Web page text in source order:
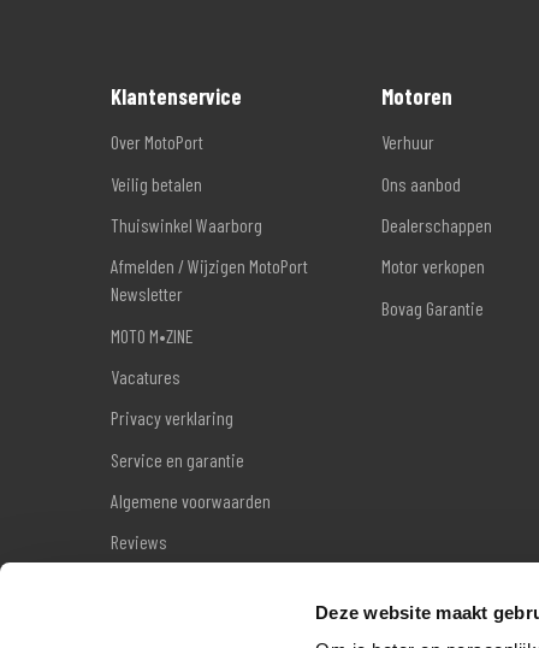
Deze website maakt
Klantenservice
Over MotoPort
Veilig betalen
Thuiswinkel Waarborg
Afmelden / Wijzigen MotoPort
Newsletter
MOTO M•ZINE
Vacatures
Privacy verklaring
Service en garantie
Algemene voorwaarden
Reviews
Motoren
Verhuur
Ons aanbod
Dealerschappen
Motor verkopen
Bovag Garantie